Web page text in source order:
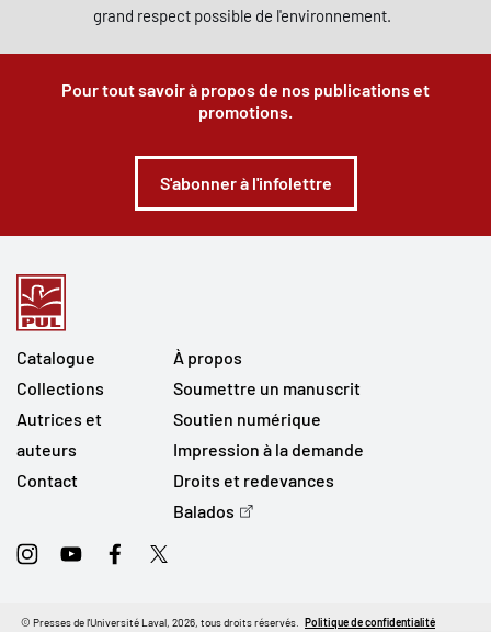
grand respect possible de l'environnement.
Pour tout savoir à propos de nos publications et
promotions.
S'abonner à l'infolettre
Catalogue
Collections
Autrices et
auteurs
Contact
À propos
Soumettre un manuscrit
Soutien numérique
Impression à la demande
Droits et redevances
Balados
InstagramYoutubeFacebookTwitter
© Presses de l'Université Laval, 2026, tous droits réservés. Politique de confidentialité